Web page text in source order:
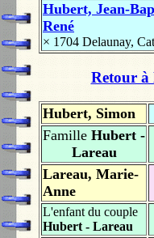
Hubert, Jean-
René
× 1704 Delaunay,
Retour à
Hubert, Simon
Famille Hubert -
Lareau
Lareau, Marie-
Anne
L'enfant du couple
Hubert - Lareau